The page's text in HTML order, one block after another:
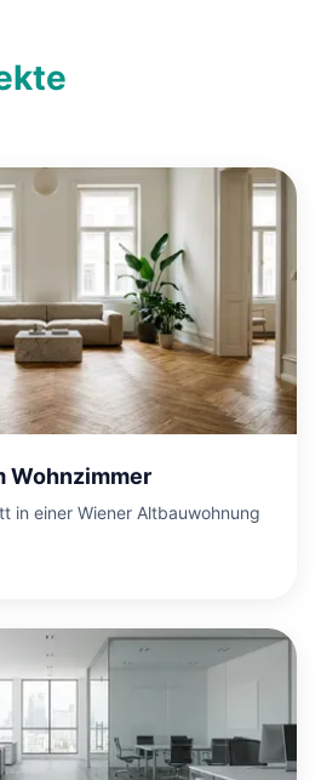
Wohnzimmer
in einer Wiener Altbauwohnung